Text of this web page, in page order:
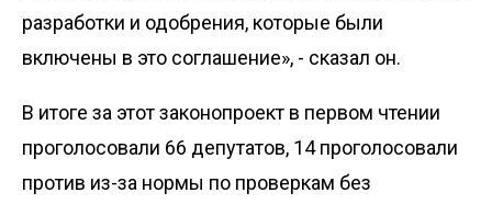
разработки и одобрения, которые были
включены в это соглашение», - сказал он.
В итоге за этот законопроект в первом чтении
проголосовали 66 депутатов, 14 проголосовали
против из-за нормы по проверкам без